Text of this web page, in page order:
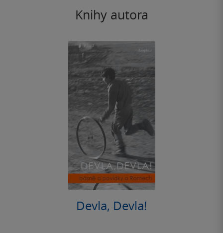
Knihy autora
Devla, Devla!